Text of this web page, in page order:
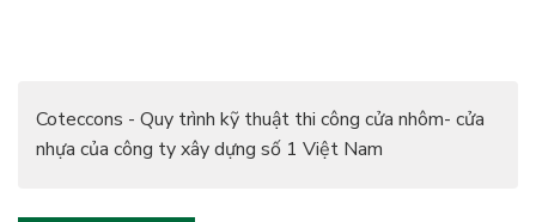
Coteccons - Quy trình kỹ thuật thi công cửa nhôm- cửa
nhựa của công ty xây dựng số 1 Việt Nam